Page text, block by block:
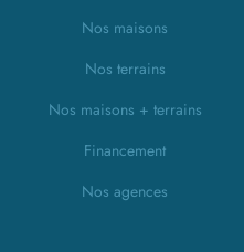
Nos maisons
Nos terrains
Nos maisons + terrains
Financement
Nos agences